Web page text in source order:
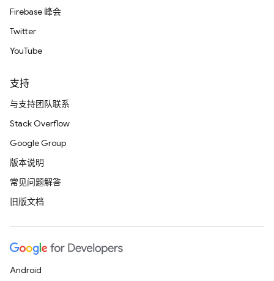
Firebase 峰会
Twitter
YouTube
支持
与支持团队联系
Stack Overflow
Google Group
版本说明
常见问题解答
旧版文档
Android